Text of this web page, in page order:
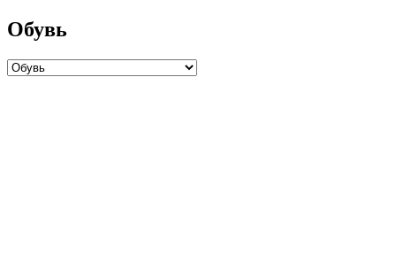
Обувь